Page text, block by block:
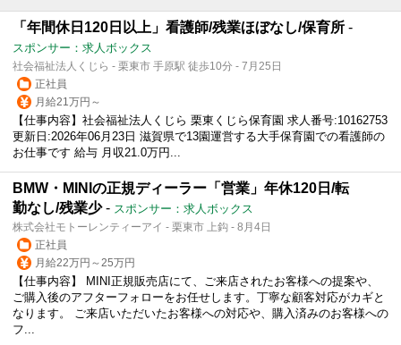
「年間休日120日以上」看護師/残業ほぼなし/保育所 -
スポンサー：求人ボックス
社会福祉法人くじら - 栗東市 手原駅 徒歩10分 - 7月25日
正社員
月給21万円～
【仕事内容】社会福祉法人くじら 栗東くじら保育園 求人番号:10162753
更新日:2026年06月23日 滋賀県で13園運営する大手保育園での看護師の
お仕事です 給与 月収21.0万円...
BMW・MINIの正規ディーラー「営業」年休120日/転
勤なし/残業少- スポンサー：求人ボックス
株式会社モトーレンティーアイ - 栗東市 上鈎 - 8月4日
正社員
月給22万円～25万円
【仕事内容】 MINI正規販売店にて、ご来店されたお客様への提案や、
ご購入後のアフターフォローをお任せします。丁寧な顧客対応がカギと
なります。 ご来店いただいたお客様への対応や、購入済みのお客様への
フ...